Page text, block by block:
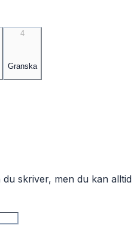
4
Granska
skriver, men du kan alltid